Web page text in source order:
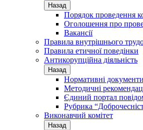
Назад
Порядок проведення
Оголошення про
Вакансії
Правила внутрішнього
Правила етичної поведінки
Антикорупційна діяльність
Назад
Нормативні документи
Методичні
Єдиний портал
Рубрика
Виконавчий комітет
Назад